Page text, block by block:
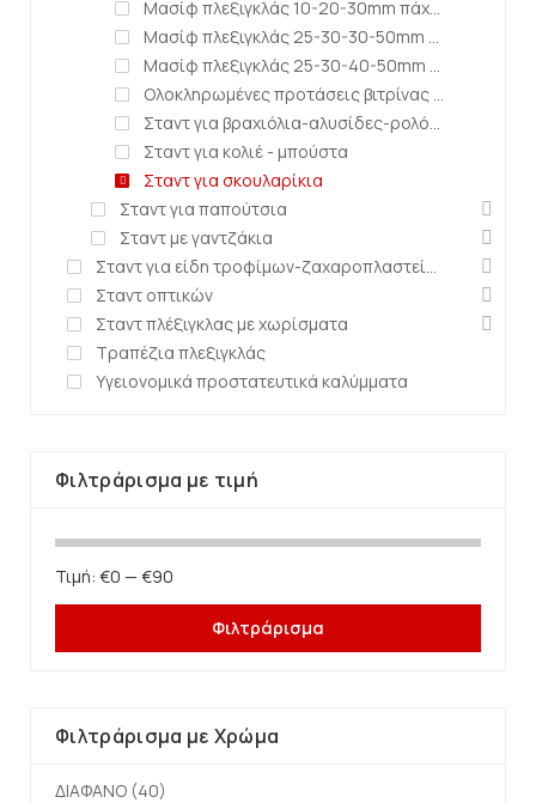
Μασίφ πλεξιγκλάς 10-20-30mm πάχος
Μασίφ πλεξιγκλάς 25-30-30-50mm πάχος
Μασίφ πλεξιγκλάς 25-30-40-50mm πάχος
Ολοκληρωμένες προτάσεις βιτρίνας κοσμημάτων
Σταντ για βραχιόλια-αλυσίδες-ρολόγια
Σταντ για κολιέ - μπούστα
Σταντ για σκουλαρίκια
Σταντ για παπούτσια
Σταντ με γαντζάκια
Σταντ για είδη τροφίμων-ζαχαροπλαστείων
Σταντ οπτικών
Σταντ πλέξιγκλας με χωρίσματα
Τραπέζια πλεξιγκλάς
Υγειονομικά προστατευτικά καλύμματα
Φιλτράρισμα με τιμή
Φιλτράρισμα
Τιμή: €0 — €90
Φιλτράρισμα με Χρώμα
ΔΙΑΦΑΝΟ (40)